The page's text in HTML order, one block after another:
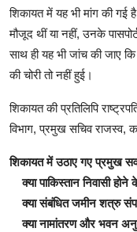
शिकायत में यह भी मांग की गई
मौजूद थीं या नहीं, उनके
साथ ही यह भी जांच की जाए
की चोरी तो नहीं हुई।
शिकायत की प्रतिलिपि
विभाग, प्रमुख सचिव राजस्व,
शिकायत में उठाए गए प्रमुख
क्या पाकिस्तान निवासी
क्या संबंधित जमीन शत्रु
क्या नामांतरण और भवन